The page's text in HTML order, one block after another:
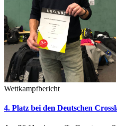
Wettkampfbericht
4. Platz bei den Deutschen